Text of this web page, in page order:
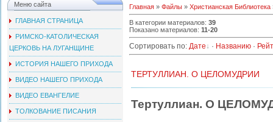
Меню сайта
ГЛАВНАЯ СТРАНИЦА
РИМСКО-КАТОЛИЧЕСКАЯ
ЦЕРКОВЬ НА ЛУГАНЩИНЕ
ИСТОРИЯ НАШЕГО ПРИХОДА
ВИДЕО НАШЕГО ПРИХОДА
ВИДЕО ЕВАНГЕЛИЕ
ТОЛКОВАНИЕ ПИСАНИЯ
Главная » Файлы » Христианская Библиотека
В категории материалов: 39
Показано материалов: 11-20
Сортировать по: Дате · Названию ·
ТЕРТУЛЛИАН. О ЦЕЛОМУДРИИ
Тертуллиан. О